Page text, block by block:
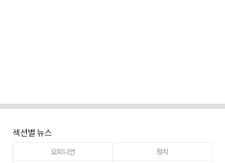
섹션별 뉴스
오피니언
정치